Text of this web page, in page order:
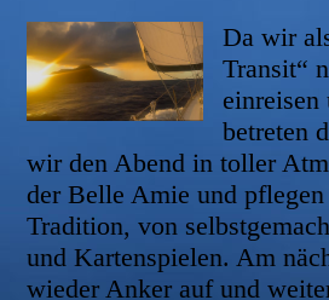
Da wir
Transit“
betreten
wir den Abend in toller
der Belle Amie und pflegen
Tradition, von
und Kartenspielen. Am
wieder Anker auf und